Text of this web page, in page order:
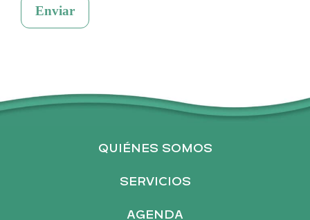
Enviar
e
r
QUIÉNES SOMOS
SERVICIOS
AGENDA